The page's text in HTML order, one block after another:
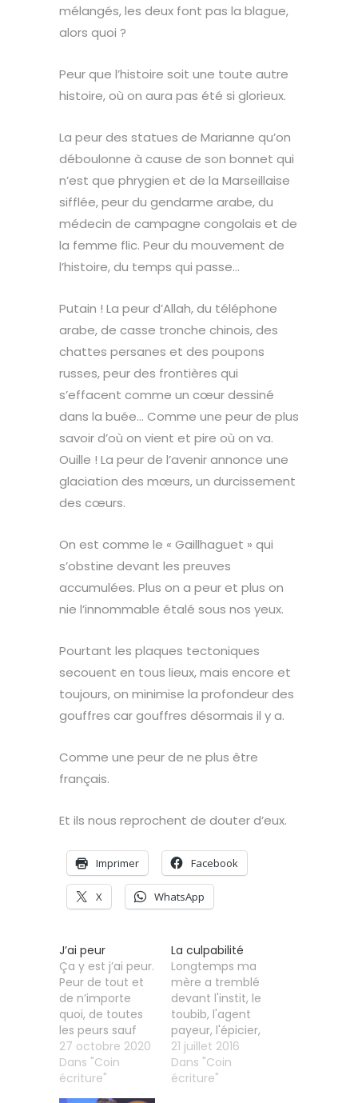
mélangés, les deux font pas la blague,
alors quoi ?
Peur que l’histoire soit une toute autre
histoire, où on aura pas été si glorieux.
La peur des statues de Marianne qu’on
déboulonne à cause de son bonnet qui
n’est que phrygien et de la Marseillaise
sifflée, peur du gendarme arabe, du
médecin de campagne congolais et de
la femme flic. Peur du mouvement de
l’histoire, du temps qui passe…
Putain ! La peur d’Allah, du téléphone
arabe, de casse tronche chinois, des
chattes persanes et des poupons
russes, peur des frontières qui
s’effacent comme un cœur dessiné
dans la buée… Comme une peur de plus
savoir d’où on vient et pire où on va.
Ouille ! La peur de l’avenir annonce une
glaciation des mœurs, un durcissement
des cœurs.
On est comme le « Gaillhaguet » qui
s’obstine devant les preuves
accumulées. Plus on a peur et plus on
nie l’innommable étalé sous nos yeux.
Pourtant les plaques tectoniques
secouent en tous lieux, mais encore et
toujours, on minimise la profondeur des
gouffres car gouffres désormais il y a.
Comme une peur de ne plus être
français.
Et ils nous reprochent de douter d’eux.
Imprimer Facebook
X WhatsApp
J’ai peur
Ça y est j’ai peur.
Peur de tout et
de n’importe
quoi, de toutes
les peurs sauf
celle de mourir.
J’ai peur de dire
que je suis
français et pire
27 octobre 2020
Dans "Coin
écriture"
La culpabilité
Longtemps ma
mère a tremblé
devant l'instit, le
toubib, l'agent
payeur, l'épicier,
le flic. Elle se
savait étrangère,
pire algérienne
21 juillet 2016
Dans "Coin
écriture"
Merci de votre soutien